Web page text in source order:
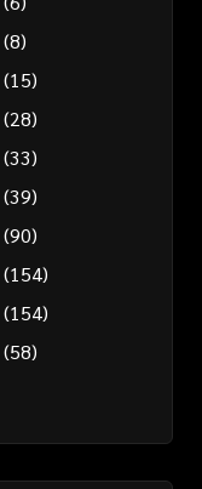
(8)
(15)
(28)
(33)
(39)
(90)
(154)
(154)
(58)